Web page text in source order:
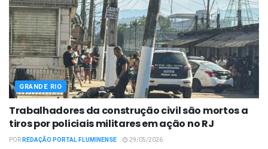
GRANDE RIO
Trabalhadores da construção civil são mortos a
tiros por policiais militares em ação no RJ
PORREDAÇÃO PORTAL FLUMINENSE 29/05/2026